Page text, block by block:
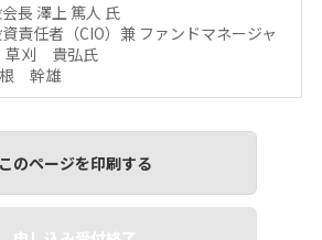
長 澤上 篤人 氏
責任者（CIO）兼 ファンドマネージャ
草刈 貴弘氏
幹雄
このページを印刷する